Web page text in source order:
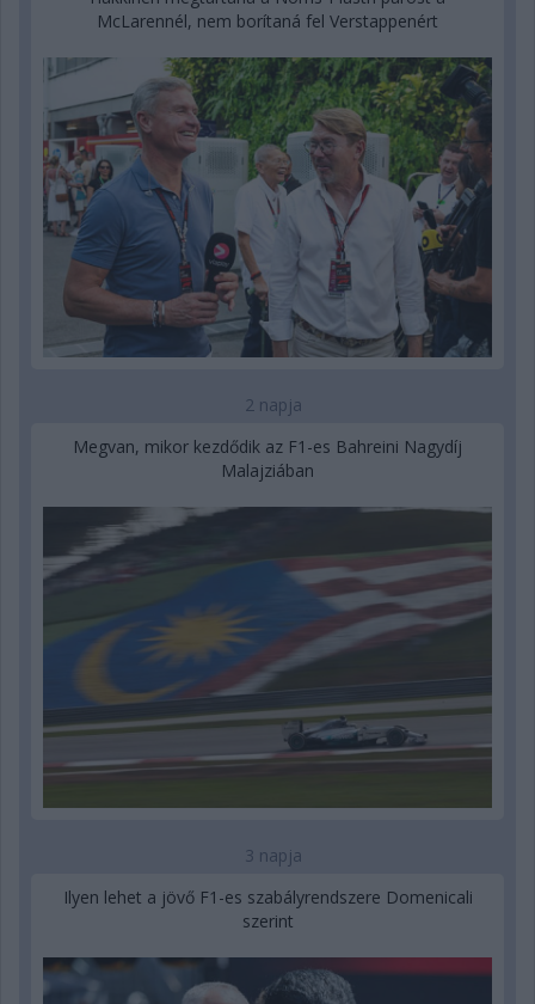
McLarennél, nem borítaná fel Verstappenért
2 napja
Megvan, mikor kezdődik az F1-es Bahreini Nagydíj
Malajziában
3 napja
Ilyen lehet a jövő F1-es szabályrendszere Domenicali
szerint